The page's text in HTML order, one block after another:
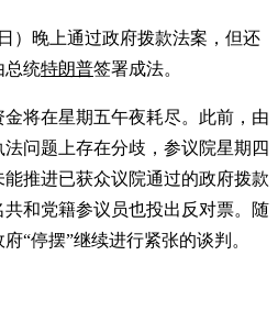
）晚上通过政府拨款法案，但还
总统特朗普签署成法。
将在星期五午夜耗尽。此前，由
问题上存在分歧，参议院星期四
能推进已获众议院通过的政府拨款
和党籍参议员也投出反对票。随
“停摆”继续进行紧张的谈判。